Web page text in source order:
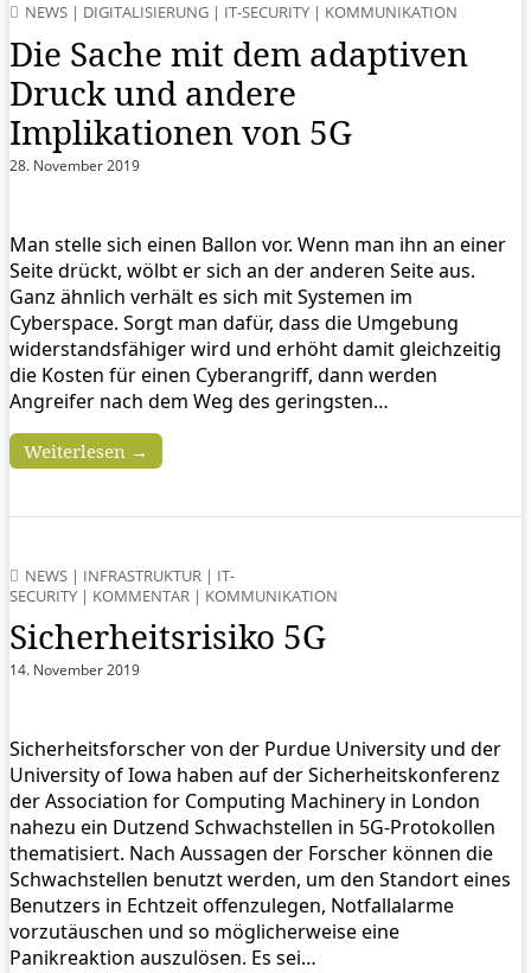
NEWS | DIGITALISIERUNG | IT-SECURITY | KOMMUNIKATION
Die Sache mit dem adaptiven
Druck und andere
Implikationen von 5G
28. November 2019
Man stelle sich einen Ballon vor. Wenn man ihn an einer
Seite drückt, wölbt er sich an der anderen Seite aus.
Ganz ähnlich verhält es sich mit Systemen im
Cyberspace. Sorgt man dafür, dass die Umgebung
widerstandsfähiger wird und erhöht damit gleichzeitig
die Kosten für einen Cyberangriff, dann werden
Angreifer nach dem Weg des geringsten…
Weiterlesen →
NEWS | INFRASTRUKTUR | IT-
SECURITY | KOMMENTAR | KOMMUNIKATION
Sicherheitsrisiko 5G
14. November 2019
Sicherheitsforscher von der Purdue University und der
University of Iowa haben auf der Sicherheitskonferenz
der Association for Computing Machinery in London
nahezu ein Dutzend Schwachstellen in 5G-Protokollen
thematisiert. Nach Aussagen der Forscher können die
Schwachstellen benutzt werden, um den Standort eines
Benutzers in Echtzeit offenzulegen, Notfallalarme
vorzutäuschen und so möglicherweise eine
Panikreaktion auszulösen. Es sei…